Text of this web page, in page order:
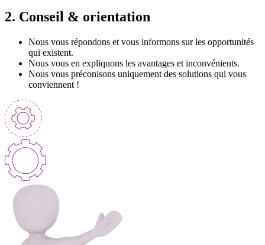
2. Conseil & orientation
Nous vous répondons et vous informons sur les opportunités
qui existent.
Nous vous en expliquons les avantages et inconvénients.
Nous vous préconisons uniquement des solutions qui vous
conviennent !